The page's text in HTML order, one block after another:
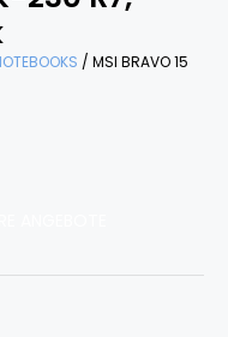
/ MSI BRAVO 15